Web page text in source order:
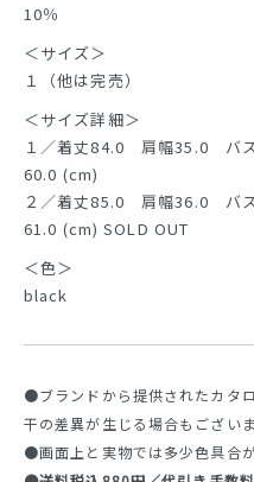
10％
＜サイズ＞
１（他は完売）
＜サイズ詳細＞
１／着丈84.0 肩幅35.0 バ
60.0 (cm)
２／着丈85.0 肩幅36.0 バ
61.0 (cm) SOLD OUT
＜色＞
black
●ブランドから提供されたカタ
干の差異が生じる場合もございま
●画面上と実物では多少色具合